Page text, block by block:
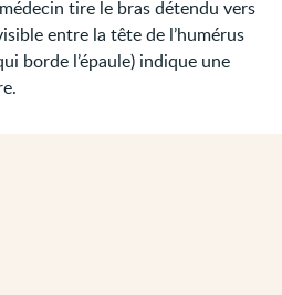
tire le bras détendu vers
entre la tête de l’humérus
borde l’épaule) indique une